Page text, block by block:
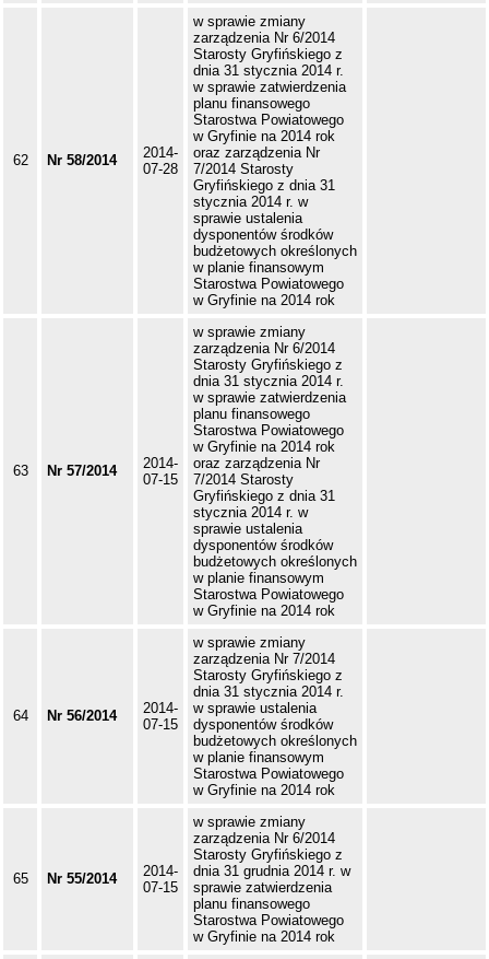
62 Nr 58/2014
2014-
07-28
w sprawie zmiany
zarządzenia Nr 6/2014
Starosty Gryfińskiego z
dnia 31 stycznia 2014 r.
w sprawie zatwierdzenia
planu finansowego
Starostwa Powiatowego
w Gryfinie na 2014 rok
oraz zarządzenia Nr
7/2014 Starosty
Gryfińskiego z dnia 31
stycznia 2014 r. w
sprawie ustalenia
dysponentów środków
budżetowych określonych
w planie finansowym
Starostwa Powiatowego
w Gryfinie na 2014 rok
63 Nr 57/2014
2014-
07-15
w sprawie zmiany
zarządzenia Nr 6/2014
Starosty Gryfińskiego z
dnia 31 stycznia 2014 r.
w sprawie zatwierdzenia
planu finansowego
Starostwa Powiatowego
w Gryfinie na 2014 rok
oraz zarządzenia Nr
7/2014 Starosty
Gryfińskiego z dnia 31
stycznia 2014 r. w
sprawie ustalenia
dysponentów środków
budżetowych określonych
w planie finansowym
Starostwa Powiatowego
w Gryfinie na 2014 rok
64 Nr 56/2014
2014-
07-15
w sprawie zmiany
zarządzenia Nr 7/2014
Starosty Gryfińskiego z
dnia 31 stycznia 2014 r.
w sprawie ustalenia
dysponentów środków
budżetowych określonych
w planie finansowym
Starostwa Powiatowego
w Gryfinie na 2014 rok
65 Nr 55/2014
2014-
07-15
w sprawie zmiany
zarządzenia Nr 6/2014
Starosty Gryfińskiego z
dnia 31 grudnia 2014 r. w
sprawie zatwierdzenia
planu finansowego
Starostwa Powiatowego
w Gryfinie na 2014 rok